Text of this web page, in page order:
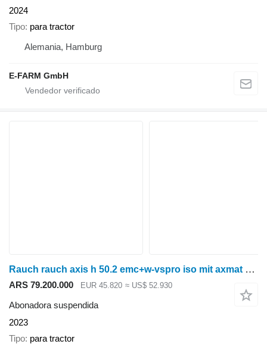
2024
Tipo para tractor
Alemania, Hamburg
E-FARM GmbH
Rauch rauch axis h 50.2 emc+w-vspro iso mit axmat duo
ARS 79.200.000 EUR 45.820 ≈ US$ 52.930
Abonadora suspendida
2023
Tipo para tractor